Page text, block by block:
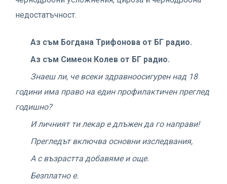
недостатъчност.
Аз съм Богдана Трифонова от БГ радио.
Аз съм Симеон Колев от БГ радио.
Знаеш ли, че всеки здравноосигурен над 18
години има право на един профилактичен преглед
годишно?
И личният ти лекар е длъжен да го направи!
Прегледът включва основни изследвания,
А с възрастта добавяме и още.
Безплатно е.